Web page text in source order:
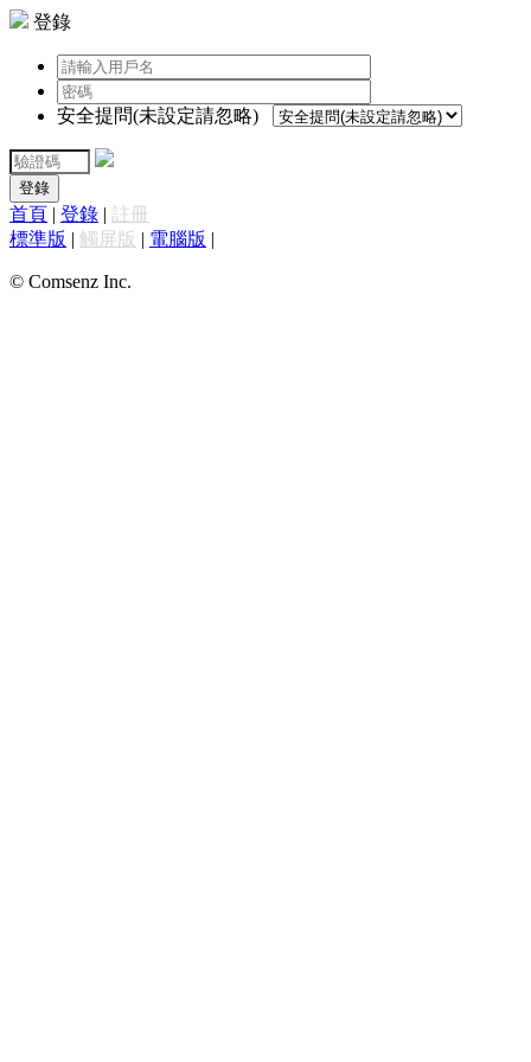
登錄
安全提問(未設定請忽略)
登錄
首頁 | 登錄 | 註冊
標準版 | 觸屏版 | 電腦版 |
© Comsenz Inc.